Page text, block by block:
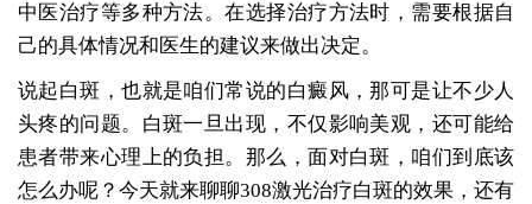
中医治疗等多种方法。在选择治疗方法时，需要根据自
己的具体情况和医生的建议来做出决定。
说起白斑，也就是咱们常说的白癜风，那可是让不少人
头疼的问题。白斑一旦出现，不仅影响美观，还可能给
患者带来心理上的负担。那么，面对白斑，咱们到底该
怎么办呢？今天就来聊聊308激光治疗白斑的效果，还有